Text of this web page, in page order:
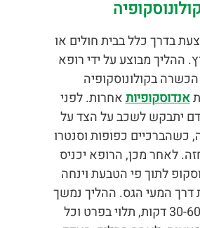
בדרך כלל בבית חולים או
ההליך מבוצע על ידי רופא
בקולונוסקופיה
אנדוסקופיותאחרות. לפני
יתבקש לשכב על הצד על
כשהברכיים כפופות וסנטרו
לאחר מכן, הרופא יכניס
לתוך פי הטבעת וינחה
דרך המעי הגס. ההליך נמשך
בדרך כלל 30-60 דקות, תלוי בפרט וכל